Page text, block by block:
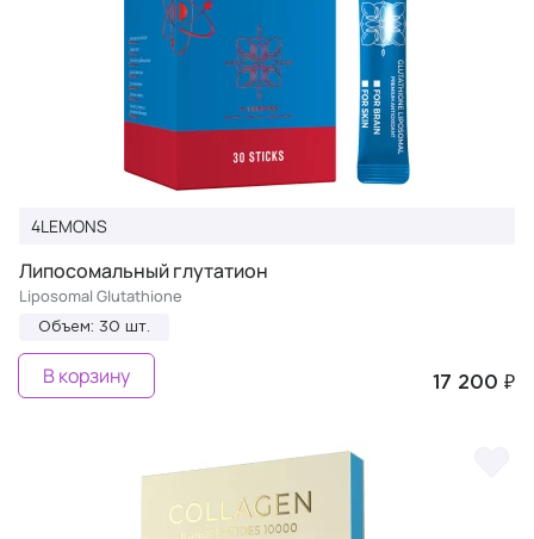
4LEMONS
Липосомальный глутатион
Liposomal Glutathione
Объем: 30 шт.
17 200 ₽
В корзину